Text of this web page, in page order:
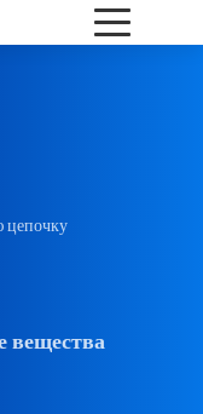
цепочку
вещества